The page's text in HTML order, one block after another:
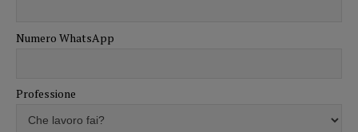
Numero WhatsApp
Professione